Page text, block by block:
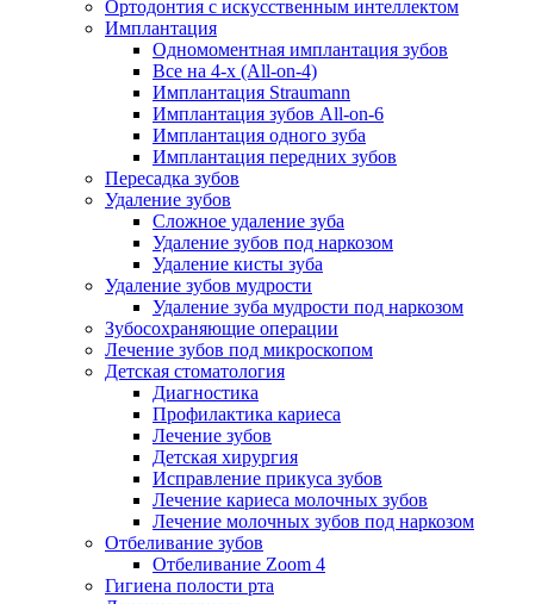
Ортодонтия с искусственным интеллектом
Имплантация
Одномоментная имплантация зубов
Все на 4-х (All-on-4)
Имплантация Straumann
Имплантация зубов All-on-6
Имплантация одного зуба
Имплантация передних зубов
Пересадка зубов
Удаление зубов
Сложное удаление зуба
Удаление зубов под наркозом
Удаление кисты зуба
Удаление зубов мудрости
Удаление зуба мудрости под наркозом
Зубосохраняющие операции
Лечение зубов под микроскопом
Детская стоматология
Диагностика
Профилактика кариеса
Лечение зубов
Детская хирургия
Исправление прикуса зубов
Лечение кариеса молочных зубов
Лечение молочных зубов под наркозом
Отбеливание зубов
Отбеливание Zoom 4
Гигиена полости рта